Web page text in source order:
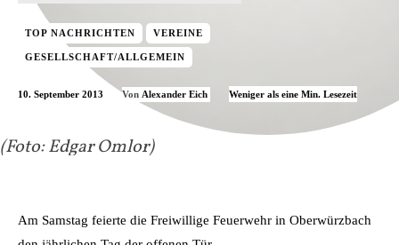
(Foto: Edgar Omlor)
TOP NACHRICHTEN VEREINE
GESELLSCHAFT/ALLGEMEIN
10. September 2013 Von Alexander Eich Weniger als eine Min. Lesezeit
Am Samstag feierte die Freiwillige Feuerwehr in Oberwürzbach